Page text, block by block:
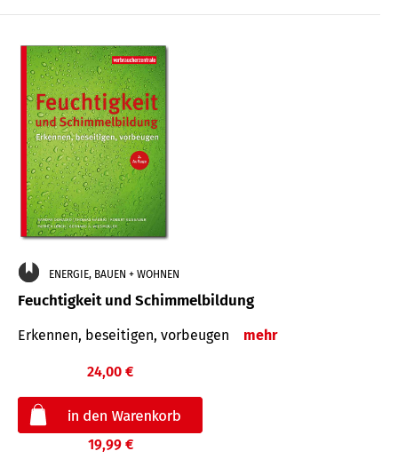
ENERGIE, BAUEN + WOHNEN
Feuchtigkeit und Schimmelbildung
Erkennen, beseitigen, vorbeugen mehr
24,00 €
19,99 €